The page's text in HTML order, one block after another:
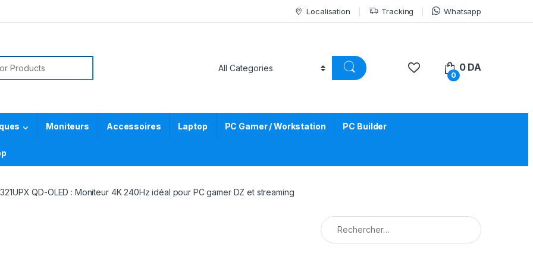
Localisation Tracking Whatsapp
0
0DA
Moniteurs Accessoires Laptop PC Gamer / Workstation PC Builder
321UPX QD-OLED : Moniteur 4K 240Hz idéal pour PC gamer DZ et streaming
Rechercher :